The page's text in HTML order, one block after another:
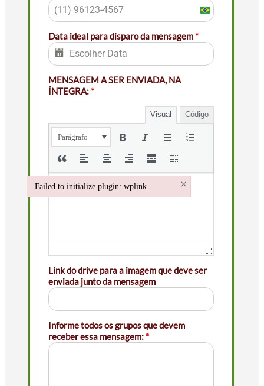
Brazil
Data ideal para disparo da mensagem*
MENSAGEM A SER ENVIADA, NA
ÍNTEGRA:*
Visual Código
Parágrafo
Link do drive para a imagem que deve ser
enviada junto da mensagem
Informe todos os grupos que devem
receber essa mensagem:*
Failed to initialize plugin: wplink ×
Failed to initialize plugin: wplink